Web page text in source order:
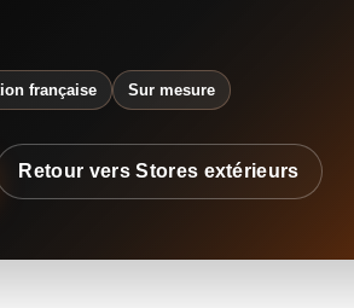
française Sur mesure
Retour vers Stores extérieurs